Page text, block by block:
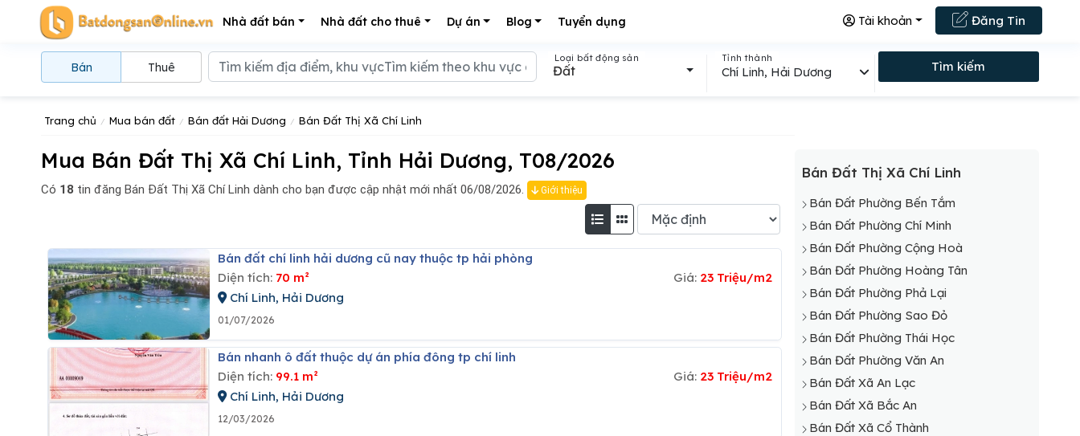
Nhà đất bán Nhà đất cho thuê Dự án Blog Tuyển dụng Đăng Tin
Tài khoản
Trang chủ Mua bán đất Bán đất Hải Dương Bán Đất Thị Xã Chí Linh
Mua Bán Đất Thị Xã Chí Linh, Tỉnh Hải Dương, T08/2026
Có 18 tin đăng Bán Đất Thị Xã Chí Linh dành cho bạn được cập nhật mới nhất 06/08/2026. Giới thiệu
Bán đất chí linh hải dương cũ nay thuộc tp hải phòng
Diện tích: 70 m² Giá: 23 Triệu/m2
Chí Linh, Hải Dương
01/07/2026
Bán nhanh ô đất thuộc dự án phía đông tp chí linh
Diện tích: 99.1 m² Giá: 23 Triệu/m2
Chí Linh, Hải Dương
12/03/2026
Bán Đất Thị Xã Chí Linh
Bán Đất Phường Bến Tắm
Bán Đất Phường Chí Minh
Bán Đất Phường Cộng Hoà
Bán Đất Phường Hoàng Tân
Bán Đất Phường Phả Lại
Bán Đất Phường Sao Đỏ
Bán Đất Phường Thái Học
Bán Đất Phường Văn An
Bán Đất Xã An Lạc
Bán Đất Xã Bắc An
Bán Đất Xã Cổ Thành
Bán Thuê
Loại bất động sản
Đất
Tỉnh thành
Chí Linh, Hải Dương Tìm kiếm